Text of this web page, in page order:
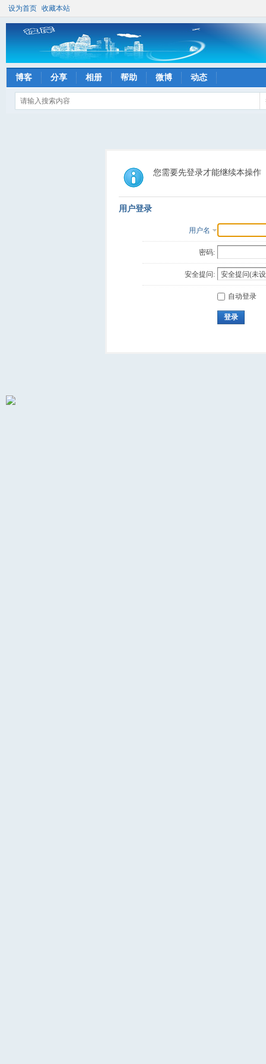
设为首页 收藏本站
博客 分享 相册 帮助 微博 动态
您需要先登录才能继续本操作
用户登录
用户名
密码:
安全提问:
自动登录
登录